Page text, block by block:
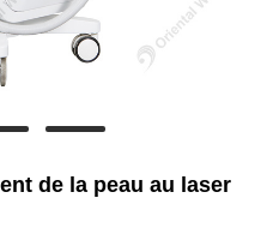
de la peau au laser